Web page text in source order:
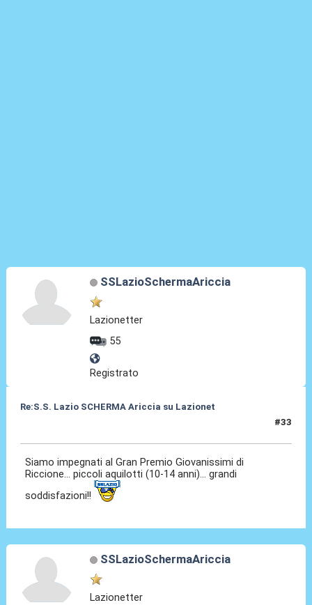
SSLazioSchermaAriccia
Lazionetter
55
Registrato
Re:S.S. Lazio SCHERMA Ariccia su Lazionet
#33
Siamo impegnati al Gran Premio Giovanissimi di
Riccione... piccoli aquilotti (10-14 anni)... grandi
soddisfazioni!!
SSLazioSchermaAriccia
Lazionetter